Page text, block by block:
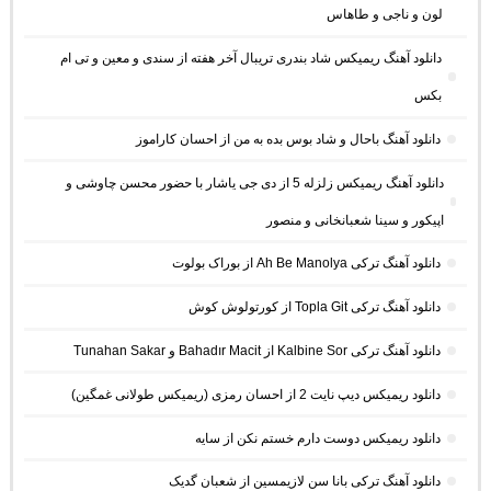
لون و ناجی و طاهاس
دانلود آهنگ ریمیکس شاد بندری تریبال آخر هفته از سندی و معین و تی ام
بکس
دانلود آهنگ باحال و شاد بوس بده به من از احسان کاراموز
دانلود آهنگ ریمیکس زلزله 5 از دی جی یاشار با حضور محسن چاوشی و
اپیکور و سینا شعبانخانی و منصور
دانلود آهنگ ترکی Ah Be Manolya از بوراک بولوت
دانلود آهنگ ترکی Topla Git از کورتولوش کوش
دانلود آهنگ ترکی Kalbine Sor از Bahadır Macit و Tunahan Sakar
دانلود ریمیکس دیپ نایت 2 از احسان رمزی (ریمیکس طولانی غمگین)
دانلود ریمیکس دوست دارم خستم نکن از سایه
دانلود آهنگ ترکی بانا سن لازیمسین از شعبان گدیک